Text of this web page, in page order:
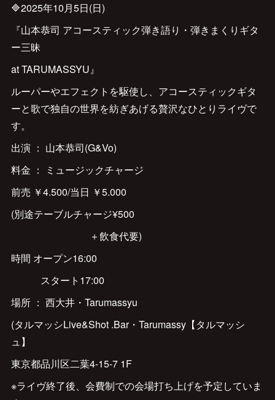
🔷2025年10月5日(日)
『山本恭司 アコースティック弾き語り・弾きまくりギタ
ー三昧
at TARUMASSYU』
ルーパーやエフェクトを駆使し、アコースティックギタ
ーと歌で独自の世界を紡ぎあげる贅沢なひとりライヴで
す。
出演 ： 山本恭司(G&Vo)
料金 ： ミュージックチャージ
前売 ￥4.500/当日 ￥5.000
(別途テーブルチャージ¥500
＋飲食代要)
時間 オープン16:00
スタート17:00
場所 ： 西大井・Tarumassyu
(タルマッシLive&Shot .Bar・Tarumassy【タルマッシ
ュ】
東京都品川区二葉4-15-7 1F
※ライヴ終了後、会費制での会場打ち上げを予定していま